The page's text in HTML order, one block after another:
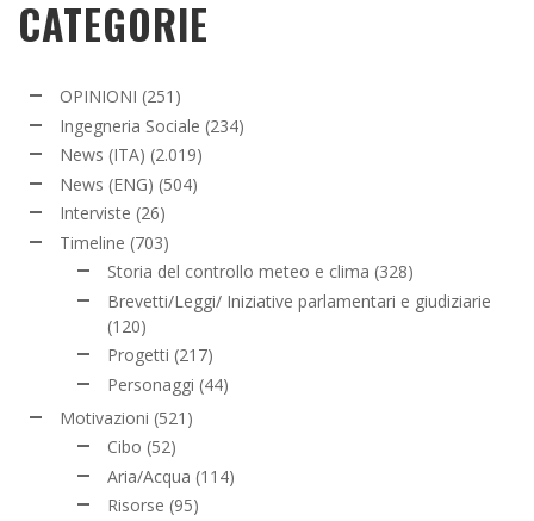
CATEGORIE
OPINIONI (251)
Ingegneria Sociale (234)
News (ITA) (2.019)
News (ENG) (504)
Interviste (26)
Timeline (703)
Storia del controllo meteo e clima (328)
Brevetti/Leggi/ Iniziative parlamentari e giudiziarie
(120)
Progetti (217)
Personaggi (44)
Motivazioni (521)
Cibo (52)
Aria/Acqua (114)
Risorse (95)